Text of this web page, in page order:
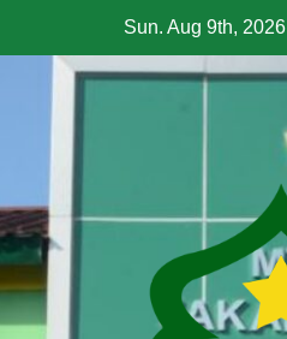
Sun. Aug 9th, 2026